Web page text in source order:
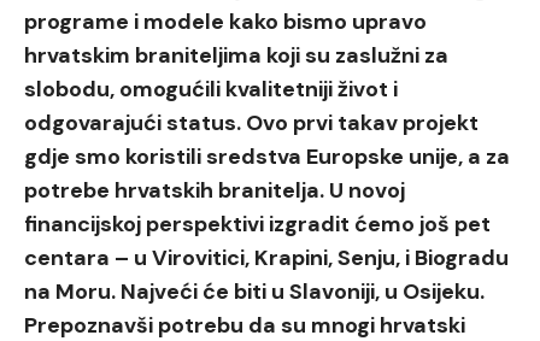
programe i modele kako bismo upravo
hrvatskim braniteljima koji su zaslužni za
slobodu, omogućili kvalitetniji život i
odgovarajući status. Ovo prvi takav projekt
gdje smo koristili sredstva Europske unije, a za
potrebe hrvatskih branitelja. U novoj
financijskoj perspektivi izgradit ćemo još pet
centara – u Virovitici, Krapini, Senju, i Biogradu
na Moru. Najveći će biti u Slavoniji, u Osijeku.
Prepoznavši potrebu da su mnogi hrvatski